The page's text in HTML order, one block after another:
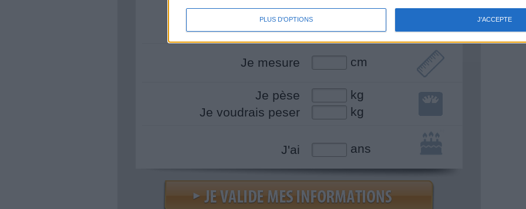
PLUS D'OPTIONS J'ACCEPTE
Je suis
une femme
Je mesure cm
Je pèse
kg
Je voudrais peser
kg
J'ai ans